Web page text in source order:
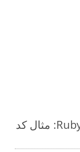
نحوه تبدیل ODT to PPS در Ruby: مثال کد